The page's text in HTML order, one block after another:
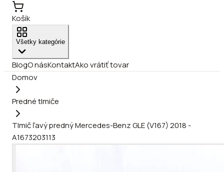
Košík
Všetky kategórie
BlogO násKontaktAko vrátiť tovar
Domov
Predné tlmiče
Tlmič ľavý predný Mercedes-Benz GLE (V167) 2018 -
A1673203113